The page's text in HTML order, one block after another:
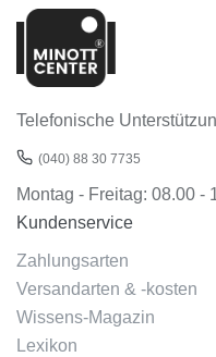
Telefonische
(040) 88 30 7735
Montag - Freitag: 08.00 -
Kundenservice
Zahlungsarten
Versandarten & -kosten
Wissens-Magazin
Lexikon